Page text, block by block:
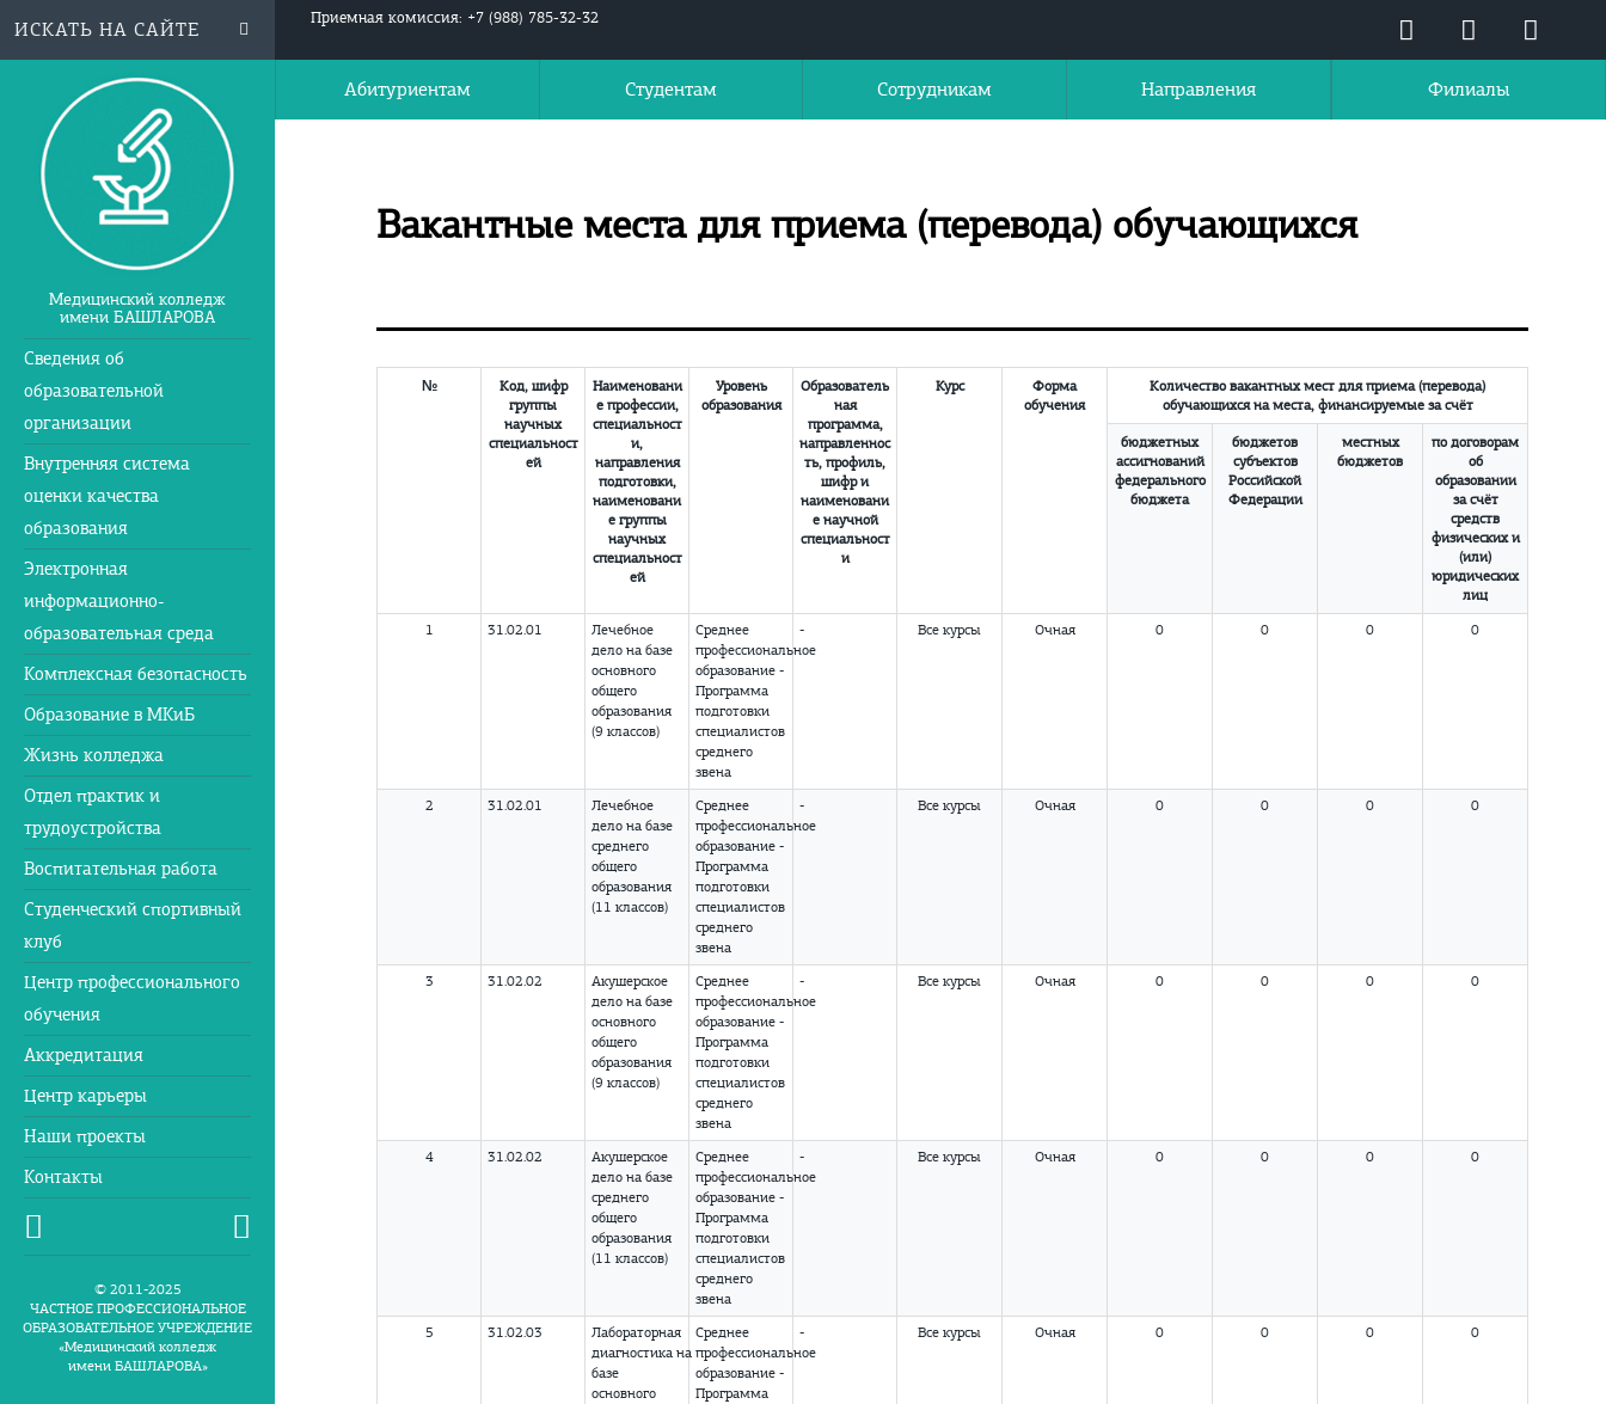
Медицинский колледж
имени БАШЛАРОВА
Сведения об
образовательной
организации
Внутренняя система
оценки качества
образования
Электронная
информационно-
образовательная среда
Комплексная безопасность
Образование в МКиБ
Жизнь колледжа
Отдел практик и
трудоустройства
Воспитательная работа
Студенческий спортивный
клуб
Центр профессионального
обучения
Аккредитация
Центр карьеры
Наши проекты
Контакты
© 2011-2025
ЧАСТНОЕ ПРОФЕССИОНАЛЬНОЕ
ОБРАЗОВАТЕЛЬНОЕ УЧРЕЖДЕНИЕ
«Медицинский колледж
имени БАШЛАРОВА»
Приемная комиссия: +7 (988) 785-32-32
Абитуриентам Студентам Сотрудникам Направления Филиалы
Вакантные места для приема (перевода) обучающихся
№
Код, шифр
группы
научных
специальност
ей
Наименовани
е профессии,
специальност
и,
направления
подготовки,
наименовани
е группы
научных
специальност
ей
Уровень
образования
Образователь
ная
программа,
направленнос
ть, профиль,
шифр и
наименовани
е научной
специальност
и
Курс
Форма
обучения
Количество вакантных мест для приема (перевода)
обучающихся на места, финансируемые за счёт
бюджетных
ассигнований
федерального
бюджета
бюджетов
субъектов
Российской
Федерации
местных
бюджетов
по договорам
об
образовании
за счёт
средств
физических и
(или)
юридических
лиц
1 31.02.01
Лечебное
дело на базе
основного
общего
образования
(9 классов)
Среднее
профессиональное
образование -
Программа
подготовки
специалистов
среднего
звена
- Все курсы Очная 0 0 0 0
2 31.02.01
Лечебное
дело на базе
среднего
общего
образования
(11 классов)
Среднее
профессиональное
образование -
Программа
подготовки
специалистов
среднего
звена
- Все курсы Очная 0 0 0 0
3 31.02.02
Акушерское
дело на базе
основного
общего
образования
(9 классов)
Среднее
профессиональное
образование -
Программа
подготовки
специалистов
среднего
звена
- Все курсы Очная 0 0 0 0
4 31.02.02
Акушерское
дело на базе
среднего
общего
образования
(11 классов)
Среднее
профессиональное
образование -
Программа
подготовки
специалистов
среднего
звена
- Все курсы Очная 0 0 0 0
5 31.02.03
Лабораторная
диагностика на
базе
основного
Среднее
профессиональное
образование -
Программа
- Все курсы Очная 0 0 0 0